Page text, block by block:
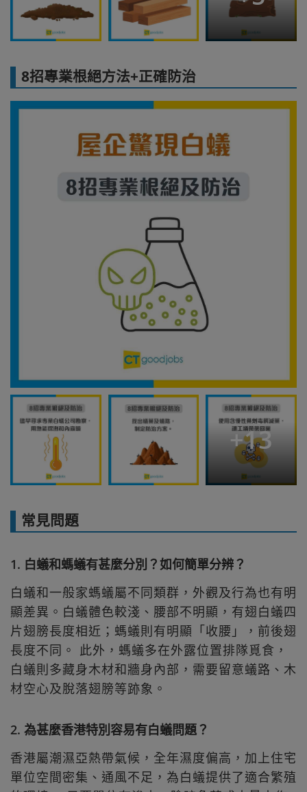
8招專業根絕方法+正確防治
+13
常見問題
1. 白蟻和螞蟻有甚麼分別？如何簡單分辨？
白蟻和一般家螞蟻屬不同類群，外觀及行為也有明
顯差異。白蟻體色較淺、腰部不明顯，有翅白蟻四
片翅膀長度相近；螞蟻則有明顯「收腰」，前後翅
長度不同。 此外，螞蟻多在外露位置排隊覓食，
白蟻則多藏身木材和牆身內部，需要留意蟻路、木
材空心及脫落翅膀等跡象。
2. 為甚麼香港特別容易有白蟻問題？
香港屬潮濕亞熱帶氣候，全年濕度偏高，加上住宅
單位空間密集、通風不足，為白蟻提供了適合繁殖